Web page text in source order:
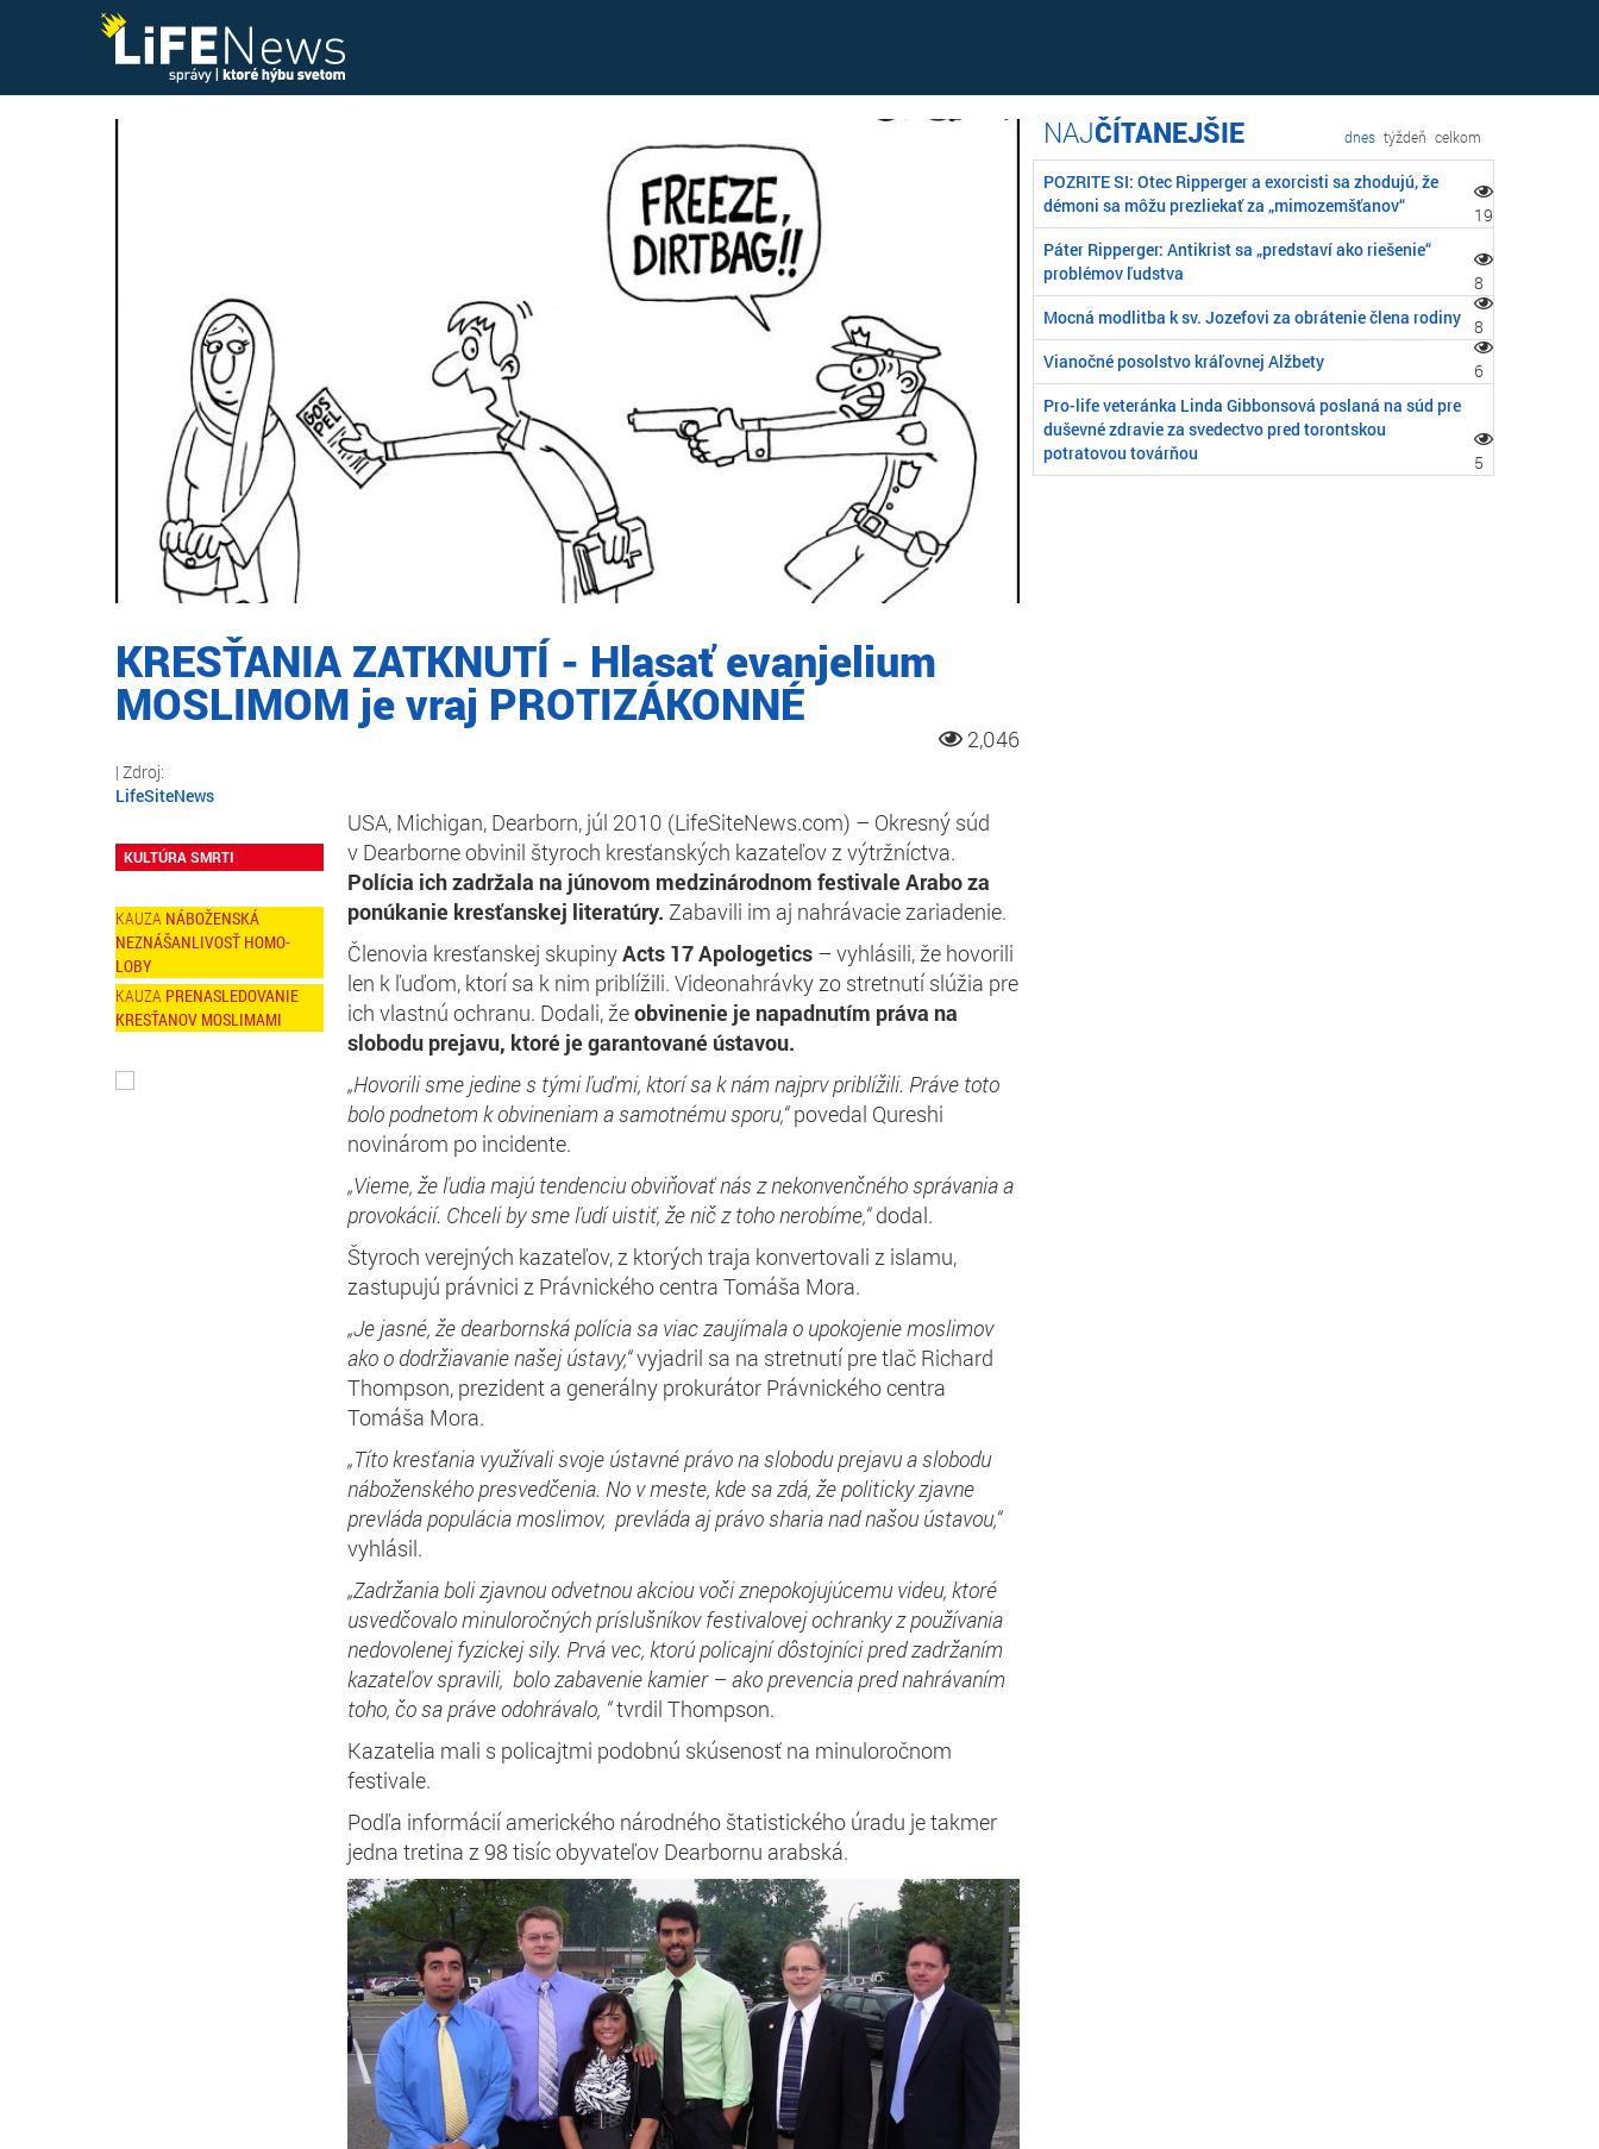
KRESŤANIA ZATKNUTÍ - Hlasať evanjelium
MOSLIMOM je vraj PROTIZÁKONNÉ
2,046
LifeSiteNews
KULTÚRA SMRTI
NÁBOŽENSKÁ
NEZNÁŠANLIVOSŤ HOMO-
LOBY
PRENASLEDOVANIE
KRESŤANOV MOSLIMAMI
USA, Michigan, Dearborn, júl 2010 (LifeSiteNews.com) – Okresný súd
v Dearborne obvinil štyroch kresťanských kazateľov z výtržníctva.
Polícia ich zadržala na júnovom medzinárodnom festivale Arabo za
ponúkanie kresťanskej literatúry. Zabavili im aj nahrávacie zariadenie.
Členovia kresťanskej skupinyActs 17 Apologetics – vyhlásili, že hovorili
len k ľuďom, ktorí sa k nim priblížili. Videonahrávky zo stretnutí slúžia pre
ich vlastnú ochranu. Dodali, žeobvinenie je napadnutím práva na
slobodu prejavu, ktoré je garantované ústavou.
„Hovorili sme jedine s tými ľuďmi, ktorí sa k nám najprv priblížili. Práve toto
bolo podnetom k obvineniam a samotnému sporu,“povedal Qureshi
novinárom po incidente.
„Vieme, že ľudia majú tendenciu obviňovať nás z nekonvenčného správania a
provokácií. Chceli by sme ľudí uistiť, že nič z toho nerobíme,“dodal.
Štyroch verejných kazateľov, z ktorých traja konvertovali z islamu,
zastupujú právnici z Právnického centra Tomáša Mora.
„Je jasné, že dearbornská polícia sa viac zaujímala o upokojenie moslimov
ako o dodržiavanie našej ústavy,“vyjadril sa na stretnutí pre tlač Richard
Thompson, prezident a generálny prokurátor Právnického centra
Tomáša Mora.
„Títo kresťania využívali svoje ústavné právo na slobodu prejavu a slobodu
náboženského presvedčenia. No v meste, kde sa zdá, že politicky zjavne
prevláda populácia moslimov, prevláda aj právo sharia nad našou ústavou,“
vyhlásil.
„Zadržania boli zjavnou odvetnou akciou voči znepokojujúcemu videu, ktoré
usvedčovalo minuloročných príslušníkov festivalovej ochranky z používania
nedovolenej fyzickej sily. Prvá vec, ktorú policajní dôstojníci pred zadržaním
kazateľov spravili, bolo zabavenie kamier – ako prevencia pred nahrávaním
toho, čo sa práve odohrávalo, “tvrdil Thompson.
Kazatelia mali s policajtmi podobnú skúsenosť na minuloročnom
festivale.
Podľa informácií amerického národného štatistického úradu je takmer
jedna tretina z 98 tisíc obyvateľov Dearbornu arabská.
ČÍTANEJŠIE dnes týždeň celkom
POZRITE SI: Otec Ripperger a exorcisti sa zhodujú, že
démoni sa môžu prezliekať za „mimozemšťanov“
19
Páter Ripperger: Antikrist sa „predstaví ako riešenie“
problémov ľudstva
8
Mocná modlitba k sv. Jozefovi za obrátenie člena rodiny 8
Vianočné posolstvo kráľovnej Alžbety
6
Pro-life veteránka Linda Gibbonsová poslaná na súd pre
duševné zdravie za svedectvo pred torontskou
potratovou továrňou
5